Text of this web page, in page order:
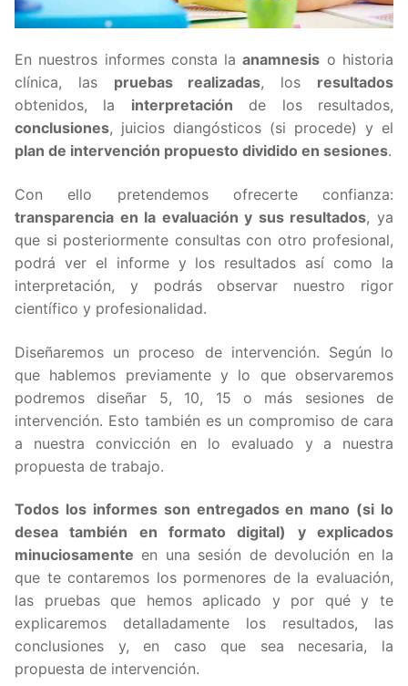
En nuestros informes consta laanamnesis o historia
clínica, las pruebas realizadas, los resultados
obtenidos, la interpretación de los resultados,
conclusiones, juicios diangósticos (si procede) y el
plan de intervención propuesto dividido en sesiones.
Con ello pretendemos ofrecerte confianza:
transparencia en la evaluación y sus resultados, ya
que si posteriormente consultas con otro profesional,
podrá ver el informe y los resultados así como la
interpretación, y podrás observar nuestro rigor
científico y profesionalidad.
Diseñaremos un proceso de intervención. Según lo
que hablemos previamente y lo que observaremos
podremos diseñar 5, 10, 15 o más sesiones de
intervención. Esto también es un compromiso de cara
a nuestra convicción en lo evaluado y a nuestra
propuesta de trabajo.
Todos los informes son entregados en mano (si lo
desea también en formato digital) y explicados
minuciosamente en una sesión de devolución en la
que te contaremos los pormenores de la evaluación,
las pruebas que hemos aplicado y por qué y te
explicaremos detalladamente los resultados, las
conclusiones y, en caso que sea necesaria, la
propuesta de intervención.